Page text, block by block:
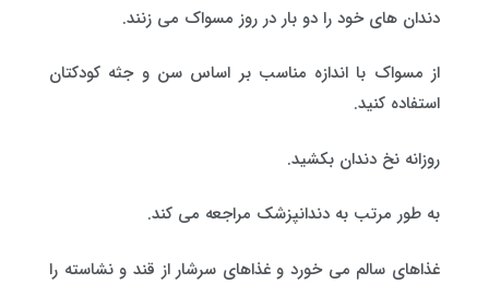
دندان های خود را دو بار در روز مسواک می زنند.
از مسواک با اندازه مناسب بر اساس سن و جثه کودکتان
استفاده کنید.
روزانه نخ دندان بکشید.
به طور مرتب به دندانپزشک مراجعه می کند.
غذاهای سالم می خورد و غذاهای سرشار از قند و نشاسته را